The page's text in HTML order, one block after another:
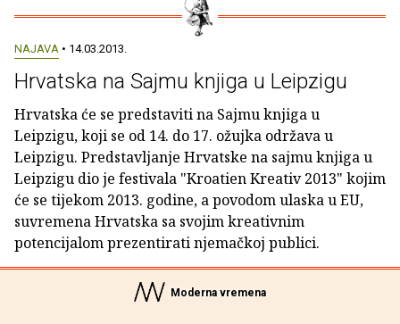
NAJAVA • 14.03.2013.
Hrvatska na Sajmu knjiga u Leipzigu
Hrvatska će se predstaviti na Sajmu knjiga u
Leipzigu, koji se od 14. do 17. ožujka održava u
Leipzigu. Predstavljanje Hrvatske na sajmu knjiga u
Leipzigu dio je festivala "Kroatien Kreativ 2013" kojim
će se tijekom 2013. godine, a povodom ulaska u EU,
suvremena Hrvatska sa svojim kreativnim
potencijalom prezentirati njemačkoj publici.
Moderna vremena